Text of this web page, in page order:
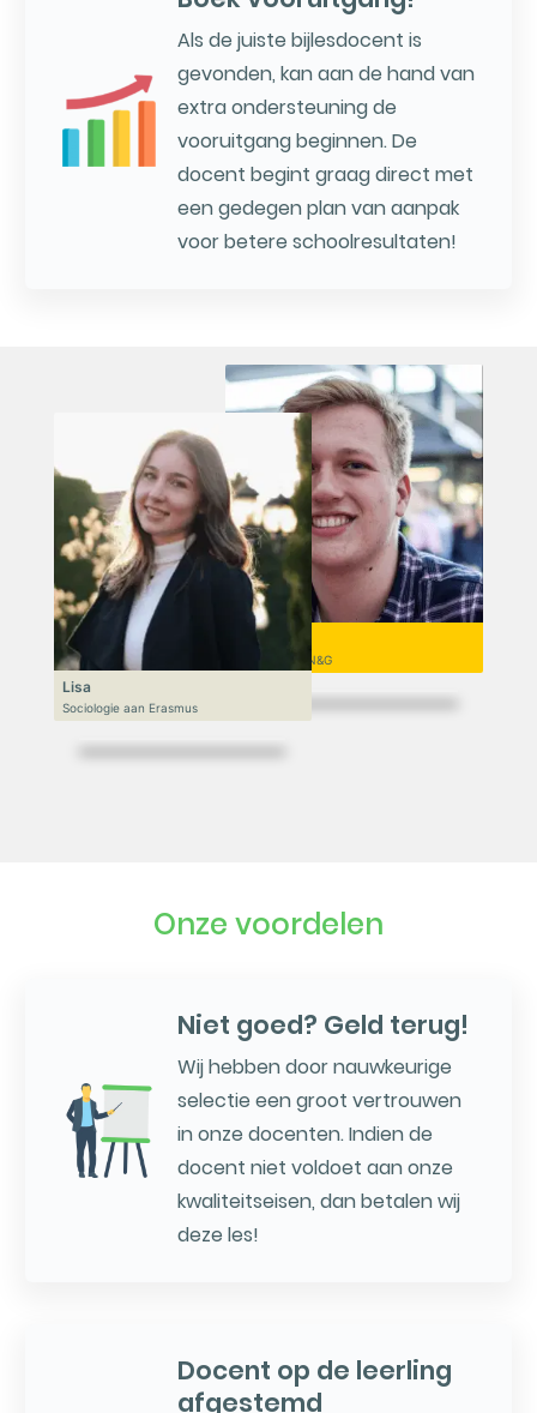
Als de juiste bijlesdocent is
gevonden, kan aan de hand van
extra ondersteuning de
vooruitgang beginnen. De
docent begint graag direct met
een gedegen plan van aanpak
voor betere schoolresultaten!
Niek
VWO 6, N&T/N&G
Lisa
Sociologie aan Erasmus
Onze voordelen
Niet goed? Geld terug!
Wij hebben door nauwkeurige
selectie een groot vertrouwen
in onze docenten. Indien de
docent niet voldoet aan onze
kwaliteitseisen, dan betalen wij
deze les!
Docent op de leerling
afgestemd